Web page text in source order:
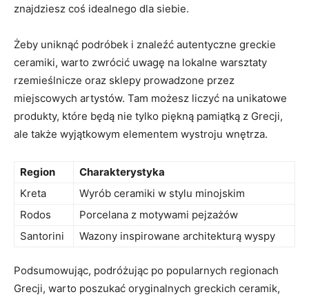
znajdziesz coś idealnego dla ⁢siebie.
Żeby uniknąć‌ podróbek i znaleźć ‌autentyczne greckie
ceramiki, warto zwrócić uwagę⁣ na‌ lokalne⁢ warsztaty
rzemieślnicze oraz ‌sklepy prowadzone przez
miejscowych artystów. Tam możesz liczyć na unikatowe
produkty,⁣ które ⁤będą nie tylko piękną pamiątką z Grecji,
ale także wyjątkowym elementem wystroju wnętrza.
Region
Charakterystyka
Kreta
Wyrób‍ ceramiki w stylu ‌minojskim
Rodos
Porcelana z motywami ⁣pejzażów
Santorini
Wazony inspirowane architekturą wyspy
Podsumowując, podróżując po popularnych‍ regionach
Grecji, warto poszukać oryginalnych greckich ceramik,